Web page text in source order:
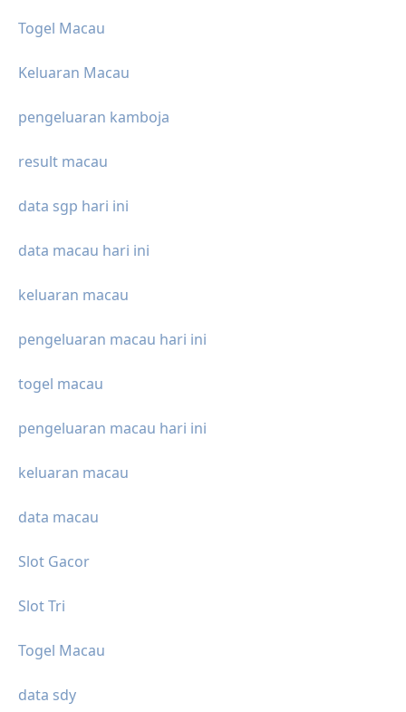
Togel Macau
Keluaran Macau
pengeluaran kamboja
result macau
data sgp hari ini
data macau hari ini
keluaran macau
pengeluaran macau hari ini
togel macau
pengeluaran macau hari ini
keluaran macau
data macau
Slot Gacor
Slot Tri
Togel Macau
data sdy